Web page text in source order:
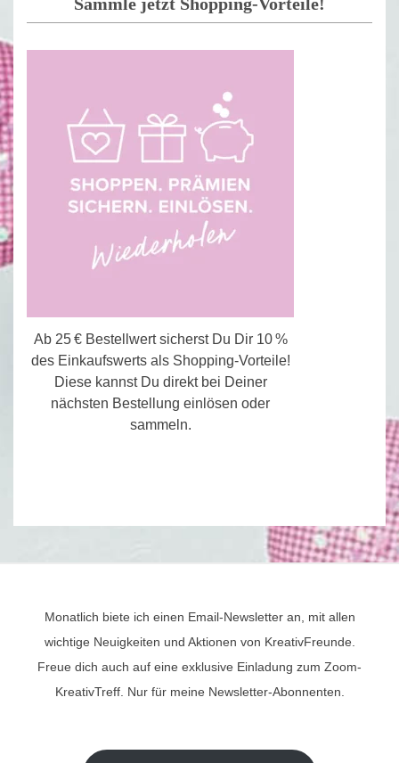
Ab 25 € Bestellwert sicherst Du Dir 10 %
des Einkaufswerts als Shopping-Vorteile!
Diese kannst Du direkt bei Deiner
nächsten Bestellung einlösen oder
sammeln.
Monatlich biete ich einen Email-Newsletter an, mit allen
wichtige Neuigkeiten und Aktionen von KreativFreunde.
Freue dich auch auf eine exklusive Einladung zum Zoom-
KreativTreff. Nur für meine Newsletter-Abonnenten.